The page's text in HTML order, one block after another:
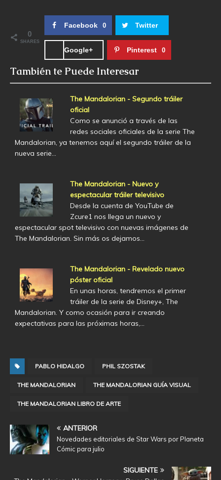
0
SHARES
Facebook 0 Twitter
Google+ Pinterest 0
También te Puede Interesar
The Mandalorian - Segundo tráiler
oficial
Como se anunció a través de las
redes sociales oficiales de la serie The
Mandalorian, ya tenemos aquí el segundo tráiler de la
nueva serie…
The Mandalorian - Nuevo y
espectacular tráiler televisivo
Desde la cuenta de YouTube de
Zcure1 nos llega un nuevo y
espectacular spot televisivo con nuevas imágenes de
The Mandalorian. Sin más os dejamos…
The Mandalorian - Revelado nuevo
póster oficial
En unas horas, tendremos el primer
tráiler de la serie de Disney+, The
Mandalorian. Y como ocasión para ir creando
expectativas para las próximas horas,…
PABLO HIDALGO PHIL SZOSTAK
THE MANDALORIAN THE MANDALORIAN GUÍA VISUAL
THE MANDALORIAN LIBRO DE ARTE
ANTERIOR
Novedades editoriales de Star Wars por Planeta
Cómic para julio
SIGUIENTE